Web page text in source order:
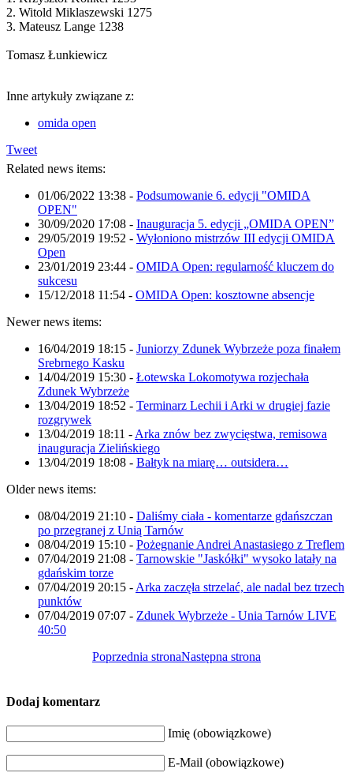
2. Witold Miklaszewski 1275
3. Mateusz Lange 1238
Tomasz Łunkiewicz
Inne artykuły związane z:
omida open
Tweet
Related news items:
01/06/2022 13:38 - Podsumowanie 6. edycji "OMIDA
OPEN"
30/09/2020 17:08 - Inauguracja 5. edycji „OMIDA OPEN”
29/05/2019 19:52 - Wyłoniono mistrzów III edycji OMIDA
Open
23/01/2019 23:44 - OMIDA Open: regularność kluczem do
sukcesu
15/12/2018 11:54 - OMIDA Open: kosztowne absencje
Newer news items:
16/04/2019 18:15 - Juniorzy Zdunek Wybrzeże poza finałem
Srebrnego Kasku
14/04/2019 15:30 - Łotewska Lokomotywa rozjechała
Zdunek Wybrzeże
13/04/2019 18:52 - Terminarz Lechii i Arki w drugiej fazie
rozgrywek
13/04/2019 18:11 - Arka znów bez zwycięstwa, remisowa
inauguracja Zielińskiego
13/04/2019 18:08 - Bałtyk na miarę… outsidera…
Older news items:
08/04/2019 21:10 - Daliśmy ciała - komentarze gdańszczan
po przegranej z Unią Tarnów
08/04/2019 15:10 - Pożegnanie Andrei Anastasiego z Treflem
07/04/2019 21:08 - Tarnowskie "Jaskółki" wysoko latały na
gdańskim torze
07/04/2019 20:15 - Arka zaczęła strzelać, ale nadal bez trzech
punktów
07/04/2019 07:07 - Zdunek Wybrzeże - Unia Tarnów LIVE
40:50
Poprzednia stronaNastępna strona
Dodaj komentarz
Imię (obowiązkowe)
E-Mail (obowiązkowe)